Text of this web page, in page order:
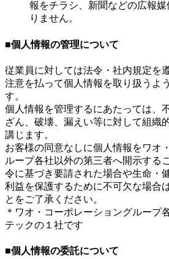
報をチラシ、新聞などの広報
りません。
■個人情報の管理について
従業員に対しては法令・社内規定を
注意を払って個人情報を取り扱うよ
す。
個人情報を管理するにあたっては、
ざん、破壊、漏えい等に対して組織
講じます。
お客様の同意なしに個人情報をワオ
ループ各社以外の第三者へ開示する
令に基づき要請された場合や生命・
利益を保護するために不可欠な場合
とをご了承ください。
＊ワオ・コーポレーショングループ
テックの１社です
■個人情報の委託について